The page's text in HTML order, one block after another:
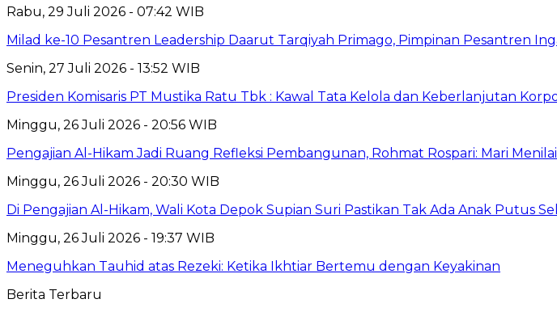
Rabu, 29 Juli 2026 - 07:42 WIB
Milad ke-10 Pesantren Leadership Daarut Tarqiyah Primago, Pimpinan Pesantren
Senin, 27 Juli 2026 - 13:52 WIB
Presiden Komisaris PT Mustika Ratu Tbk : Kawal Tata Kelola dan Keberlanjutan
Minggu, 26 Juli 2026 - 20:56 WIB
Pengajian Al-Hikam Jadi Ruang Refleksi Pembangunan, Rohmat Rospari: Mari
Minggu, 26 Juli 2026 - 20:30 WIB
Di Pengajian Al-Hikam, Wali Kota Depok Supian Suri Pastikan Tak Ada Anak Putus
Minggu, 26 Juli 2026 - 19:37 WIB
Meneguhkan Tauhid atas Rezeki: Ketika Ikhtiar Bertemu dengan Keyakinan
Berita Terbaru